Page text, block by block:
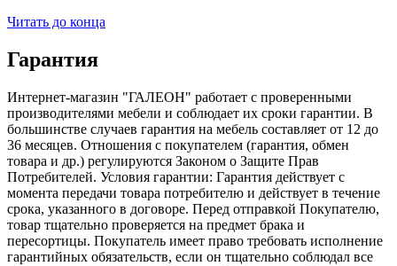
Читать до конца
Гарантия
Интернет-магазин "ГАЛЕОН" работает с проверенными
производителями мебели и соблюдает их сроки гарантии. В
большинстве случаев гарантия на мебель составляет от 12 до
36 месяцев. Отношения с покупателем (гарантия, обмен
товара и др.) регулируются Законом о Защите Прав
Потребителей. Условия гарантии: Гарантия действует с
момента передачи товара потребителю и действует в течение
срока, указанного в договоре. Перед отправкой Покупателю,
товар тщательно проверяется на предмет брака и
пересортицы. Покупатель имеет право требовать исполнение
гарантийных обязательств, если он тщательно соблюдал все